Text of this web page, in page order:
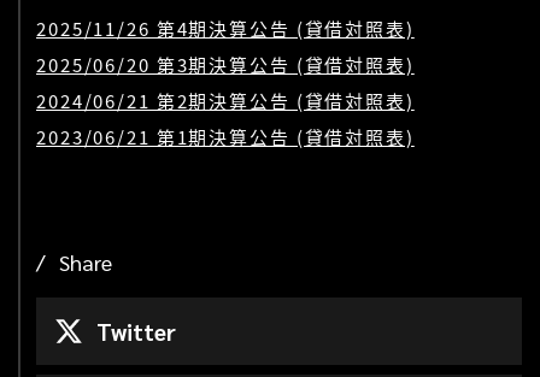
2025/11/26 第4期決算公告 (貸借対照表)
2025/06/20 第3期決算公告 (貸借対照表)
2024/06/21 第2期決算公告 (貸借対照表)
2023/06/21 第1期決算公告 (貸借対照表)
Share
Twitter